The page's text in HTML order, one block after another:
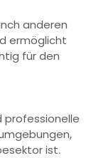
anderen
ermöglicht
für den
professionelle
ist.